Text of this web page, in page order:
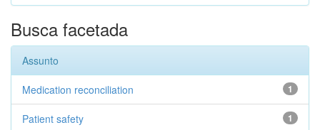
Busca facetada
Assunto
1
Medication reconciliation
1
Patient safety